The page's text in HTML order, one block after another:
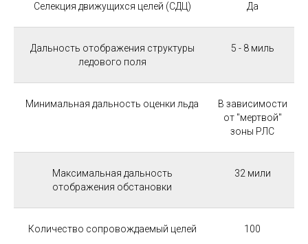
Селекция движущихся целей (СДЦ) Да
Дальность отображения структуры
ледового поля
5 - 8 миль
Минимальная дальность оценки льда
В зависимости
от "мертвой"
зоны РЛС
Максимальная дальность
отображения обстановки
32 мили
Количество сопровождаемый целей 100